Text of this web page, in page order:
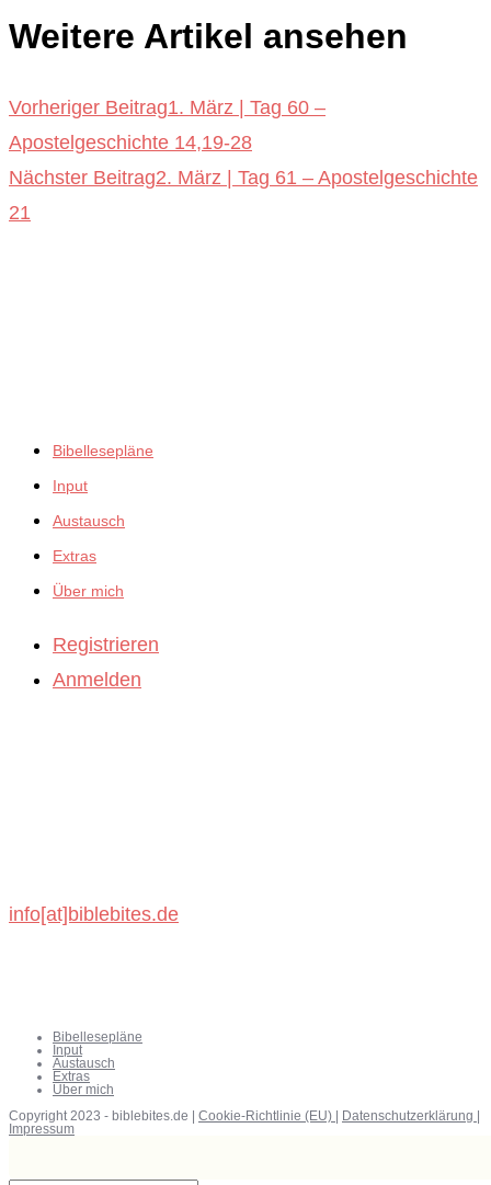
Weitere Artikel ansehen
Vorheriger Beitrag1. März | Tag 60 –
Apostelgeschichte 14,19-28
Nächster Beitrag2. März | Tag 61 – Apostelgeschichte
21
Bibellesepläne
Input
Austausch
Extras
Über mich
Registrieren
Anmelden
info[at]biblebites.de
Bibellesepläne
Input
Austausch
Extras
Über mich
Copyright 2023 - biblebites.de | Cookie-Richtlinie (EU) Datenschutzerklärung
Impressum